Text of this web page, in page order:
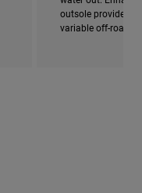
outsole provides
variable off-road